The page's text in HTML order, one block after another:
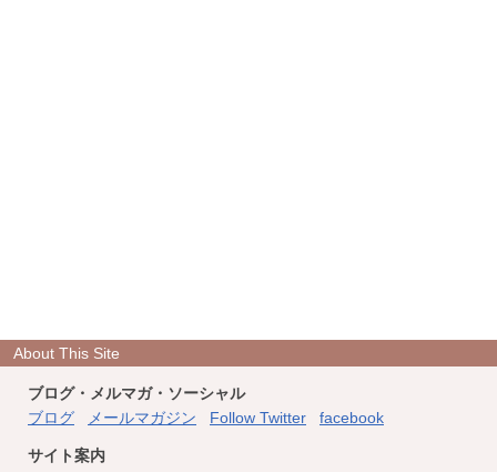
About This Site
ブログ・メルマガ・ソーシャル
ブログ
メールマガジン Follow Twitter facebook
サイト案内